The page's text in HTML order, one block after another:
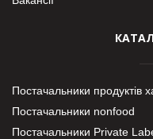
Постачальники продуктів
Постачальники nonfood
Постачальники Private